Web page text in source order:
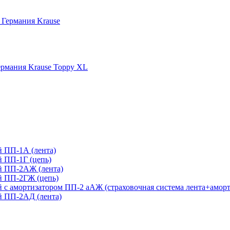
Krause
Krause Toppy XL
ПП-1А (лента)
ПП-1Г (цепь)
ПП-2АЖ (лента)
ПП-2ГЖ (цепь)
амортизатором ПП-2 аАЖ (страховочная система
ПП-2АД (лента)